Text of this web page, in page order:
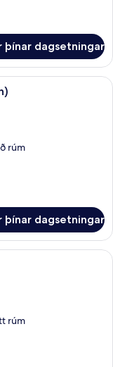
þínar dagsetningar
Twin Room (No
rúm
þínar dagsetningar
Suite | Stofa | 50-
rúm